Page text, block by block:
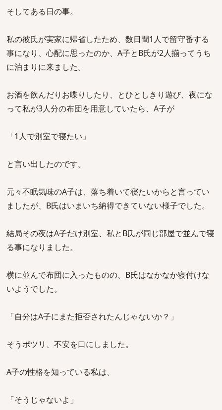
そしてある日の事。
私の彼氏が実家に帰省したため、数日間1人で留守番する
事になり、心配に思ったのか、A子とB氏が2人揃ってうち
に泊まりに来ました。
お酒を飲んだりお喋りしたり、とひとしきり遊び、夜にな
って私が3人分の布団を用意していたら、A子が
「1人で別室で寝たい」
と言い出したのです。
元々不眠気味のA子は、落ち着いて寝たいからと言ってい
ましたが、B氏はいまいち納得できていない様子でした。
結局その夜はA子だけ別室、私とB氏が同じ部屋で並んで寝
る事になりました。
横に並んで布団に入ったものの、B氏はなかなか寝付けな
いようでした。
「自分はA子にまた拒否されたんじゃないか？」
そうポツリ、不安を口にしました。
A子の性格を知っている私は、
「そうじゃないよ」